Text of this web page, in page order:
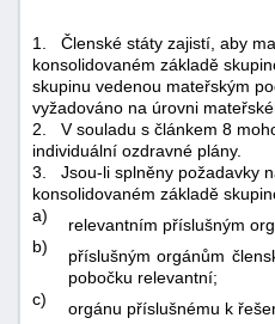
1.
Členské státy zajistí, aby
konsolidovaném základě
skupinu vedenou mateřským
vyžadováno na úrovni
2.
V souladu s článkem 8
individuální ozdravné plány.
3.
Jsou-li splněny požadavky
konsolidovaném základě
a)
relevantním příslušným
b)
příslušným orgánům
pobočku relevantní;
c)
orgánu příslušnému k